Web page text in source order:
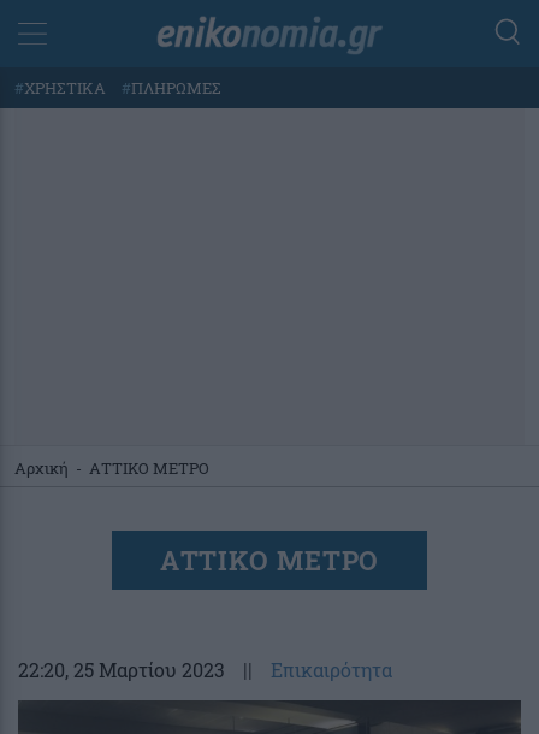
#ΧΡΗΣΤΙΚΑ #ΠΛΗΡΩΜΕΣ
Αρχική - ΑΤΤΙΚΟ ΜΕΤΡΟ
ΑΤΤΙΚΟ ΜΕΤΡΟ
22:20, 25 Μαρτίου 2023 || Επικαιρότητα